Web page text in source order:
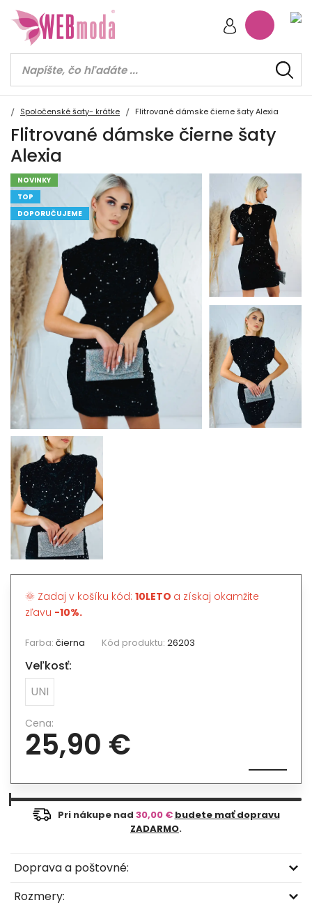
Spoločenské šaty- krátke Flitrované dámske čierne šaty Alexia
Flitrované dámske čierne šaty
Alexia
NOVINKY
TOP
DOPORUČUJEME
🌞 Zadaj v košíku kód: 10LETO a získaj okamžite
zľavu -10%.
Farba: čierna Kód produktu: 26203
Veľkosť:
UNI
Cena:
25,90 €
Pri nákupe nad 30,00 € budete mať dopravu
ZADARMO.
Doprava a poštovné:
Rozmery: